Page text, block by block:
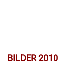
BILDER 2010